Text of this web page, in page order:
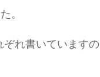
。
ぞれ書いていますの